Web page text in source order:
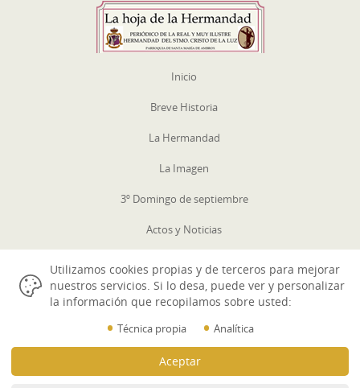
Inicio
Breve Historia
La Hermandad
La Imagen
3º Domingo de septiembre
Actos y Noticias
Contactar
Politica Cookies
Utilizamos cookies propias y de terceros para mejorar
nuestros servicios. Si lo desa, puede ver y personalizar
la información que recopilamos sobre usted:
• Técnica propia • Analítica
Aceptar